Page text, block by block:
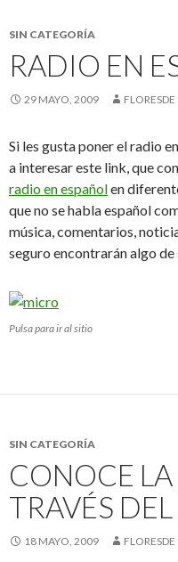
SIN CATEGORÍA
RADIO EN
29 MAYO, 2009 FLORESDE
Si les gusta poner el radio
a interesar este link, que
radio en españolen
que no se habla español
música, comentarios,
seguro encontrarán algo
Pulsa para ir al sitio
SIN CATEGORÍA
CONOCE
TRAVÉS
18 MAYO, 2009 FLORESDE